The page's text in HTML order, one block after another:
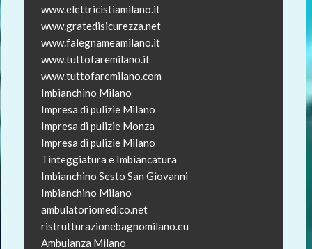
www.elettricistiamilano.it
www.gratedisicurezza.net
www.falegnameamilano.it
www.tuttofaremilano.it
www.tuttofaremilano.com
Imbianchino Milano
Impresa di pulizie Milano
Impresa di pulizie Monza
Impresa di pulizie Milano
Tinteggiatura e Imbiancatura
Imbianchino Sesto San Giovanni
Imbianchino Milano
ambulatoriomedico.net
ristrutturazionebagnomilano.eu
Ambulanza Milano